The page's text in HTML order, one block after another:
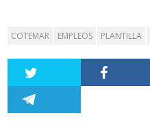
COTEMAR EMPLEOS PLANTILLA